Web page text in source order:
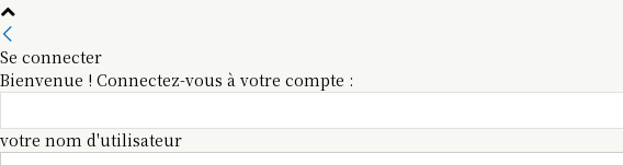
Se connecter
Bienvenue ! Connectez-vous à votre compte :
votre nom d'utilisateur